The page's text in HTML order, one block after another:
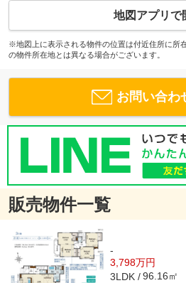
地図アプリで
※地図上に表示される物件の位置は付近住所に所
の物件所在地とは異なる場合がございます。
お問い合わ
販売物件一覧
-
3,798万円
3LDK 96.16㎡